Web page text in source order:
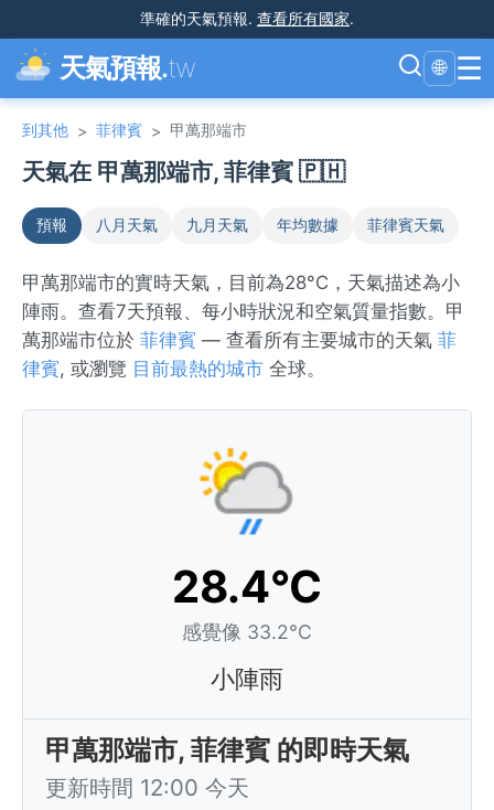
準確的天氣預報. 查看所有國家.
天氣預報.tw 🌐 ☰
到其他 > 菲律賓 > 甲萬那端市
天氣在 甲萬那端市, 菲律賓 🇵🇭
預報 八月天氣 九月天氣 年均數據 菲律賓天氣
甲萬那端市的實時天氣，目前為28°C，天氣描述為小
陣雨。查看7天預報、每小時狀況和空氣質量指數。甲
萬那端市位於 菲律賓 — 查看所有主要城市的天氣 菲
律賓, 或瀏覽 目前最熱的城市 全球。
28.4°C
感覺像 33.2°C
小陣雨
甲萬那端市, 菲律賓 的即時天氣
更新時間 12:00 今天